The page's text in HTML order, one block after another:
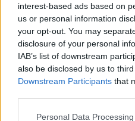
interest-based ads based on
us or personal information
your opt-out. You may
disclosure of your personal
IAB’s list of downstream
also be disclosed by us to
Downstream Participants that
Please note that this website/
Personal Data
Opozorilo:Po 297. členu
posameznik kazensko
sovraštva, nasilja ali
rasističnimi, diskriminatornimi